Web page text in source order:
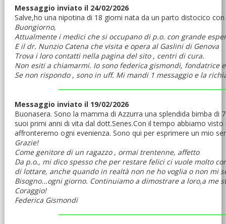
Messaggio inviato il 24/02/2026
Salve,ho una nipotina di 18 giorni nata da un parto distocico
Buongiorno,
Attualmente i medici che si occupano di p.o. con grande
E il dr. Nunzio Catena che visita e opera al Gaslini di Genova
Trova i loro contatti nella pagina del sito , centri di cura.
Non esiti a chiamarmi. Io sono federica gismondi, fondatrice
Se non rispondo , sono in uff. Mi mandi 1 messaggio e la
Messaggio inviato il 19/02/2026
Buonasera. Sono la mamma di Azzurra una splendida bimba
suoi primi anni di vita dal dott.Senes.Con il tempo abbiamo
affronteremo ogni evenienza. Sono qui per esprimere un mio
Grazie!
Come genitore di un ragazzo , ormai trentenne, affetto
Da p.o., mi dico spesso che per restare felici ci vuole molto
di lottare, anche quando in realtà non ne ho voglia o non mi
Bisogno...ogni giorno. Continuiamo a dimostrare a loro,a me
Coraggio!
Federica Gismondi